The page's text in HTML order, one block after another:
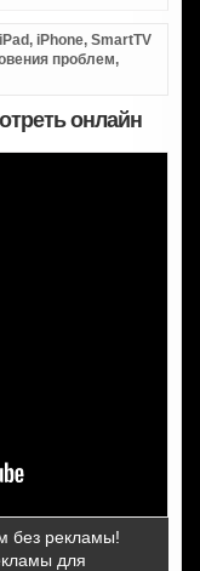
iPhone, SmartTV
проблем,
онлайн
без рекламы!
для